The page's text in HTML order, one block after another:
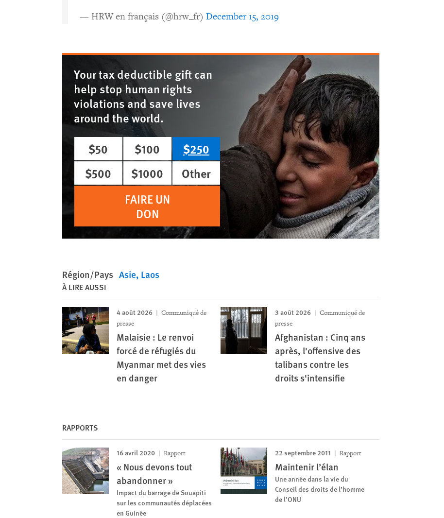
— HRW en français (@hrw_fr) December 15, 2019
Your tax deductible gift can
help stop human rights
violations and save lives
around the world.
$50
$100
$250
$500
$1000
Other
FAIRE UN
DON
Région/Pays Asie Laos
À LIRE AUSSI
4 août 2026
Communiqué de
presse
Malaisie : Le renvoi
forcé de réfugiés du
Myanmar met des vies
en danger
3 août 2026
Communiqué de
presse
Afghanistan : Cinq ans
après, l'offensive des
talibans contre les
droits s'intensifie
RAPPORTS
16 avril 2020 Rapport
« Nous devons tout
abandonner »
Impact du barrage de Souapiti
sur les communautés déplacées
en Guinée
22 septembre 2011 Rapport
Maintenir l’élan
Une année dans la vie du
Conseil des droits de l’homme
de l’ONU